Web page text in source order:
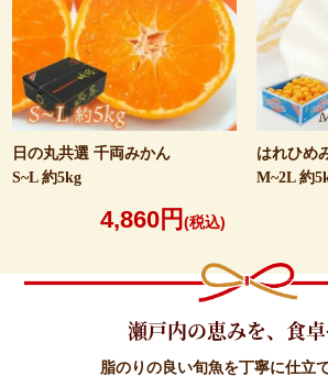
日の丸共選 千両みかん
S~L 約5kg
4,860円(税込)
はれひめ
M~2L 約
瀬戸内の恵みを、食卓
脂のりの良い旬魚を丁寧に仕立